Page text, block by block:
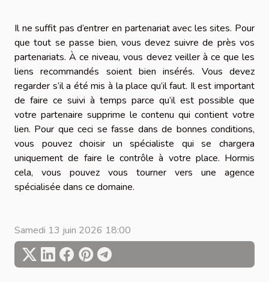
Il ne suffit pas d’entrer en partenariat avec les sites. Pour
que tout se passe bien, vous devez suivre de près vos
partenariats. À ce niveau, vous devez veiller à ce que les
liens recommandés soient bien insérés. Vous devez
regarder s’il a été mis à la place qu’il faut. Il est important
de faire ce suivi à temps parce qu’il est possible que
votre partenaire supprime le contenu qui contient votre
lien. Pour que ceci se fasse dans de bonnes conditions,
vous pouvez choisir un spécialiste qui se chargera
uniquement de faire le contrôle à votre place. Hormis
cela, vous pouvez vous tourner vers une agence
spécialisée dans ce domaine.
Samedi 13 juin 2026 18:00